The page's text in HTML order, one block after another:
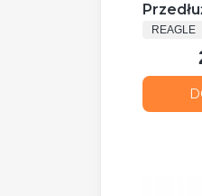
Gen1
REAGLE